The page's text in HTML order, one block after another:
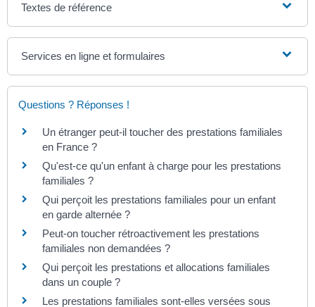
Textes de référence
Services en ligne et formulaires
Questions ? Réponses !
Un étranger peut-il toucher des prestations familiales
en France ?
Qu'est-ce qu'un enfant à charge pour les prestations
familiales ?
Qui perçoit les prestations familiales pour un enfant
en garde alternée ?
Peut-on toucher rétroactivement les prestations
familiales non demandées ?
Qui perçoit les prestations et allocations familiales
dans un couple ?
Les prestations familiales sont-elles versées sous